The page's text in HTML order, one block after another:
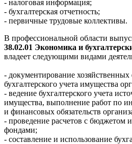
- налоговая информация;
- бухгалтерская отчетность;
- первичные трудовые коллективы.
В профессиональной области
38.02.01 Экономика и
владеет следующими видами
- документирование
бухгалтерского учета имущества
- ведение бухгалтерского учета
имущества, выполнение работ по
и финансовых обязательств
- проведение расчетов с бюджетом
фондами;
- составление и использование